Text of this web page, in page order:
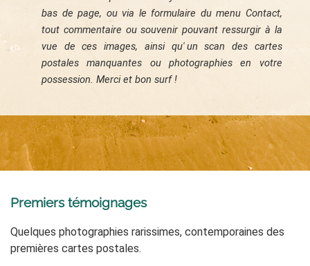
bas de page, ou via le formulaire du menu Contact,
tout commentaire ou souvenir pouvant ressurgir à la
vue de ces images, ainsi qu' un scan des cartes
postales manquantes ou photographies en votre
possession. Merci et bon surf !
Premiers témoignages
Quelques photographies rarissimes, contemporaines des
premières cartes postales.